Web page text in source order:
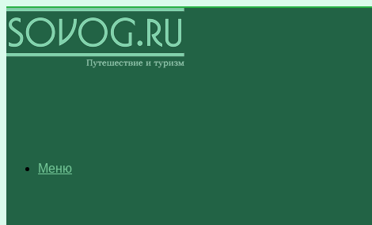
Меню